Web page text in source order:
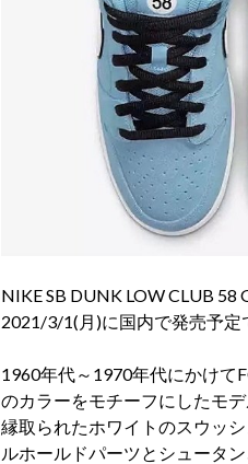
NIKE SB DUNK LOW CLUB 58
2021/3/1(月)に国内で発売予定
1960年代～1970年代にかけて
のカラーをモチーフにしたモ
縁取られたホワイトのスウッ
ルホールドパーツとシュータ